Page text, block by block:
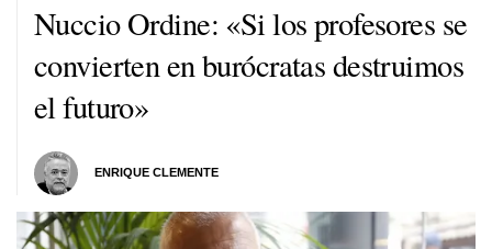
Nuccio Ordine: «Si los profesores se
convierten en burócratas destruimos
el futuro»
ENRIQUE CLEMENTE